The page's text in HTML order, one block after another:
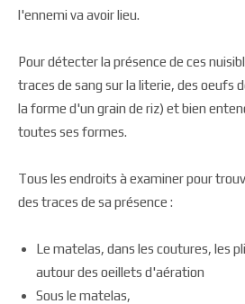
l'ennemi va avoir lieu.
Pour détecter la présence de ces
traces de sang sur la literie, des oeufs
la forme d'un grain de riz) et bien
toutes ses formes.
Tous les endroits à examiner pour
des traces de sa présence :
Le matelas, dans les coutures, les
autour des oeillets d'aération
Sous le matelas,